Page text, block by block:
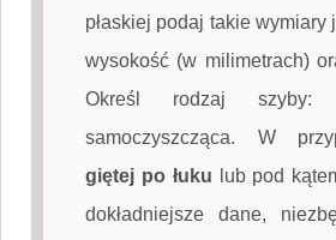
płaskiej podaj takie wymiary
wysokość (w milimetrach)
Określ rodzaj szyby:
samoczyszcząca. W
giętej po łuku lub pod
dokładniejsze dane,